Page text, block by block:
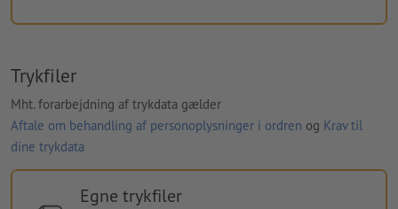
Trykfiler
Mht. forarbejdning af trykdata gælder
Aftale om behandling af personoplysninger i ordren og Krav til
dine trykdata
Egne trykfiler